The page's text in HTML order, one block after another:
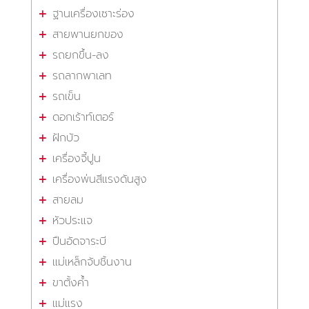
ฐานเครื่องเซาะร่อง
สายพานยกของ
รถยกขึ้น-ลง
รถลากพาเลท
รถเข็น
ดอกเร้าท์เตอร์
ฝักบัว
เครื่องจี้ปูน
เครื่องพ่นสีแรงดันสูง
สายลม
หัวประแจ
ปืนอัดจาระบี
แม่เหล็กจับชิ้นงาน
ขาตั้งค้ำ
แม่แรง